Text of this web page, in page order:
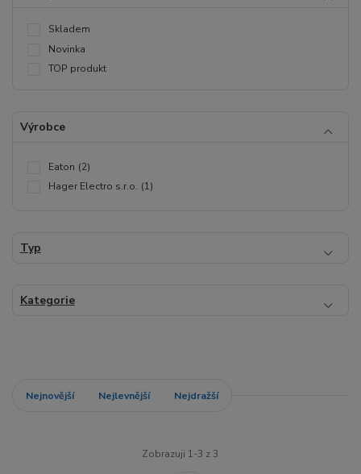
Skladem
Novinka
TOP produkt
Výrobce
Eaton (2)
Hager Electro s.r.o. (1)
Typ
Kategorie
Nejnovější Nejlevnější Nejdražší
Zobrazuji 1-3 z 3